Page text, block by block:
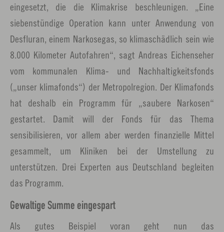
eingesetzt, die die Klimakrise beschleunigen. „Eine
siebenstündige Operation kann unter Anwendung von
Desfluran, einem Narkosegas, so klimaschädlich sein wie
8.000 Kilometer Autofahren“, sagt Andreas Eichenseher
vom kommunalen Klima- und Nachhaltigkeitsfonds
(„unser klimafonds“) der Metropolregion. Der Klimafonds
hat deshalb ein Programm für „saubere Narkosen“
gestartet. Damit will der Fonds für das Thema
sensibilisieren, vor allem aber werden finanzielle Mittel
gesammelt, um Kliniken bei der Umstellung zu
unterstützen. Drei Experten aus Deutschland begleiten
das Programm.
Gewaltige Summe eingespart
Als gutes Beispiel voran geht nun das